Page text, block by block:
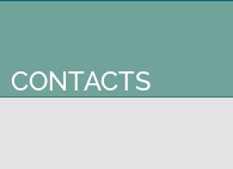
CONTACTS